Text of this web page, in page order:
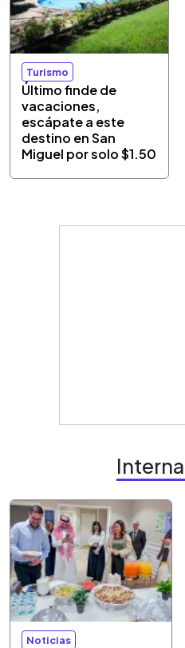
Turismo
Último finde de
vacaciones,
escápate a este
destino en San
Miguel por solo $1.50
Noticias